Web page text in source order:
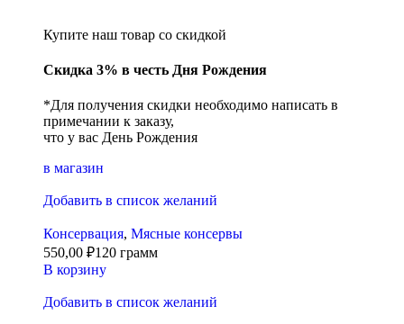
Купите наш товар со скидкой
Скидка 3% в честь Дня Рождения
*Для получения скидки необходимо написать в
примечании к заказу,
что у вас День Рождения
в магазин
Добавить в список желаний
Консервация, Мясные консервы
550,00 ₽120 грамм
В корзину
Добавить в список желаний